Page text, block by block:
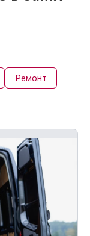
Ремонт